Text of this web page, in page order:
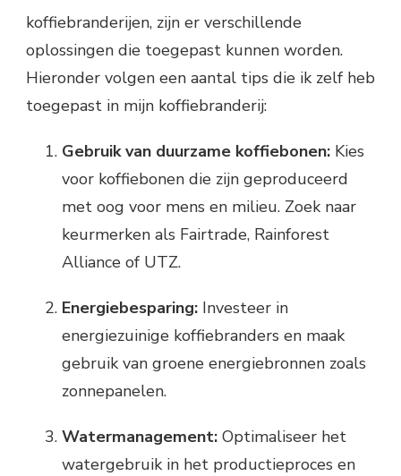
koffiebranderijen, zijn er verschillende
oplossingen die toegepast kunnen worden.
Hieronder volgen een aantal tips die ik zelf heb
toegepast in mijn koffiebranderij:
Gebruik van duurzame koffiebonen: Kies
voor koffiebonen die zijn geproduceerd
met oog voor mens en milieu. Zoek naar
keurmerken als Fairtrade, Rainforest
Alliance of UTZ.
Energiebesparing: Investeer in
energiezuinige koffiebranders en maak
gebruik van groene energiebronnen zoals
zonnepanelen.
Watermanagement: Optimaliseer het
watergebruik in het productieproces en